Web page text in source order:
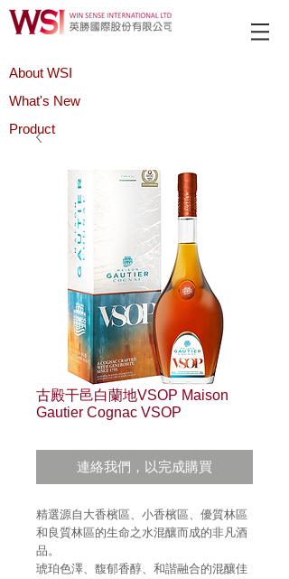
About WSI
What's New
Product
古殿干邑白蘭地VSOP Maison
Gautier Cognac VSOP
連絡我們，以完成購買
精選源自大香檳區、小香檳區、優質林區
和良質林區的生命之水混釀而成的非凡酒
品。
琥珀色澤、馥郁香醇、和諧融合的混釀佳